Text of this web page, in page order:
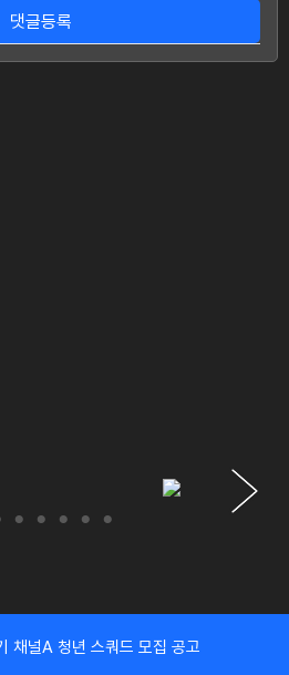
댓글등록
채널A 청년 스쿼드 모집 공고